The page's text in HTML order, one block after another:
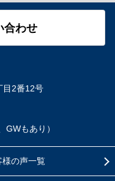
合わせ
目2番12号
もあり）
様の声一覧